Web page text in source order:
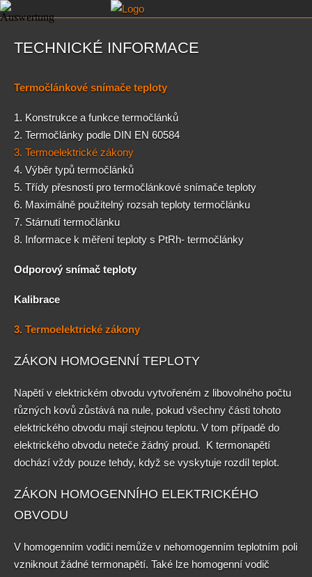
TECHNICKÉ INFORMACE
Termočlánkové snímače teploty
1. Konstrukce a funkce termočlánků
2. Termočlánky podle DIN EN 60584
3. Termoelektrické zákony
4. Výběr typů termočlánků
5. Třídy přesnosti pro termočlánkové snímače teploty
6. Maximálně použitelný rozsah teploty termočlánku
7. Stárnutí termočlánku
8. Informace k měření teploty s PtRh- termočlánky
Odporový snímač teploty
Kalibrace
3. Termoelektrické zákony
ZÁKON HOMOGENNÍ TEPLOTY
Napětí v elektrickém obvodu vytvořeném z libovolného počtu
různých kovů zůstává na nule, pokud všechny části tohoto
elektrického obvodu mají stejnou teplotu. V tom případě do
elektrického obvodu neteče žádný proud. K termonapětí
dochází vždy pouze tehdy, když se vyskytuje rozdíl teplot.
ZÁKON HOMOGENNÍHO ELEKTRICKÉHO
OBVODU
V homogenním vodiči nemůže v nehomogenním teplotním poli
vzniknout žádné termonapětí. Také lze homogenní vodič